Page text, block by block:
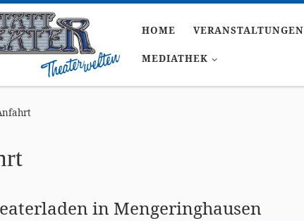
HOME VERANSTALTUNGEN
MEDIATHEK
in Mengeringhausen